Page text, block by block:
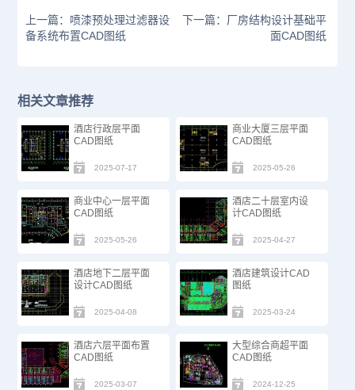
上一篇：喷漆预处理过滤器设
备系统布置CAD图纸
下一篇：厂房结构设计基础平
面CAD图纸
相关文章推荐
酒店行政层平面
CAD图纸
2025-07-17
商业大厦三层平面
CAD图纸
2025-05-26
商业中心一层平面
CAD图纸
2025-05-26
酒店二十层室内设
计CAD图纸
2025-04-27
酒店地下二层平面
设计CAD图纸
2025-04-08
酒店建筑设计CAD
图纸
2025-03-24
酒店六层平面布置
CAD图纸
2025-03-07
大型综合商超平面
CAD图纸
2024-12-25